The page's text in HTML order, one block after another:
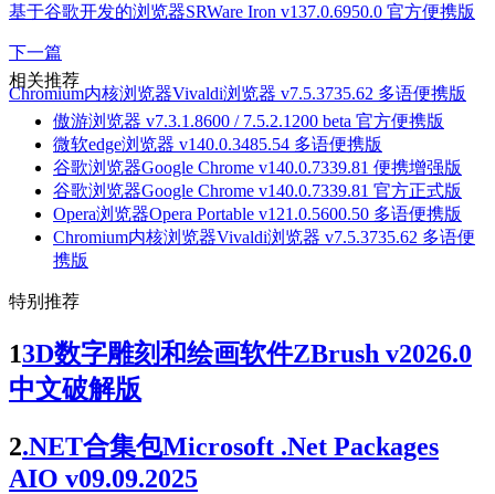
基于谷歌开发的浏览器SRWare Iron v137.0.6950.0 官方便携版
下一篇
Chromium内核浏览器Vivaldi浏览器 v7.5.3735.62 多语便携版
相关推荐
傲游浏览器 v7.3.1.8600 / 7.5.2.1200 beta 官方便携版
微软edge浏览器 v140.0.3485.54 多语便携版
谷歌浏览器Google Chrome v140.0.7339.81 便携增强版
谷歌浏览器Google Chrome v140.0.7339.81 官方正式版
Opera浏览器Opera Portable v121.0.5600.50 多语便携版
Chromium内核浏览器Vivaldi浏览器 v7.5.3735.62 多语便
携版
特别推荐
13D数字雕刻和绘画软件ZBrush v2026.0
中文破解版
2.NET合集包Microsoft .Net Packages
AIO v09.09.2025